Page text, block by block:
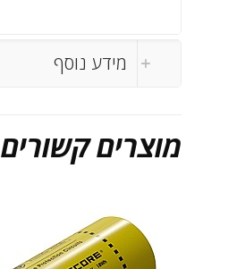
מידע נוסף
מוצרים קשורים